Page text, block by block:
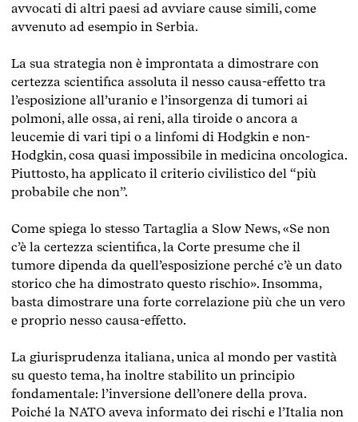
avvocati di altri paesi ad avviare cause simili,come
avvenuto ad esempio in Serbia.
La sua strategia non è improntata a dimostrare con
certezza scientifica assoluta il nesso causa-effetto tra
l’esposizione all’uranio e l’insorgenza di tumori ai
polmoni, alle ossa, ai reni, alla tiroide o ancora a
leucemie di vari tipi o a linfomi di Hodgkin e non-
Hodgkin, cosa quasi impossibile in medicina oncologica.
Piuttosto, ha applicato il criterio civilistico del “più
probabile che non”.
Come spiega lo stesso Tartaglia a Slow News, «Se non
c’è la certezza scientifica, la Corte presume che il
tumore dipenda da quell’esposizione perché c’è un dato
storico che ha dimostrato questo rischio». Insomma,
basta dimostrare una forte correlazione più che un vero
e proprio nesso causa-effetto.
La giurisprudenza italiana, unica al mondo per vastità
su questo tema, ha inoltre stabilito un principio
fondamentale: l’inversione dell’onere della prova.
Poiché la NATO aveva informato dei rischi e l’Italia non